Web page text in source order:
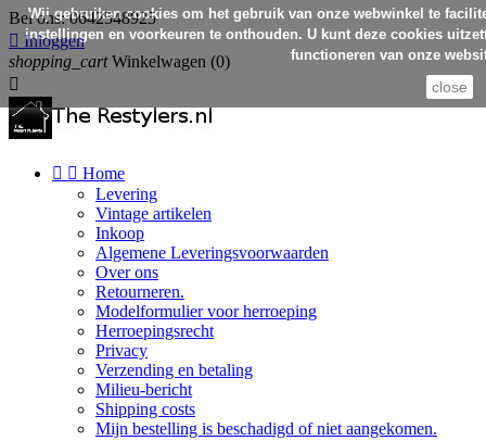
Bel ons:0642548925
 Inloggen
shopping_cart Winkelwagen (0)

  Home
Levering
Vintage artikelen
Inkoop
Algemene Leveringsvoorwaarden
Over ons
Retourneren.
Modelformulier voor herroeping
Herroepingsrecht
Privacy
Verzending en betaling
Milieu-bericht
Shipping costs
Mijn bestelling is beschadigd of niet aangekomen.
Wij gebruiken cookies om het gebruik van onze webwinkel te
instellingen en voorkeuren te onthouden. U kunt deze cookies
functioneren van onze
close